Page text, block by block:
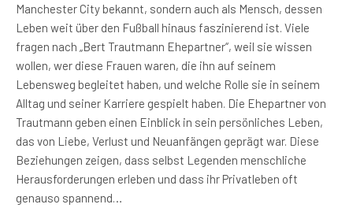
Manchester City bekannt, sondern auch als Mensch, dessen
Leben weit über den Fußball hinaus faszinierend ist. Viele
fragen nach „Bert Trautmann Ehepartner“, weil sie wissen
wollen, wer diese Frauen waren, die ihn auf seinem
Lebensweg begleitet haben, und welche Rolle sie in seinem
Alltag und seiner Karriere gespielt haben. Die Ehepartner von
Trautmann geben einen Einblick in sein persönliches Leben,
das von Liebe, Verlust und Neuanfängen geprägt war. Diese
Beziehungen zeigen, dass selbst Legenden menschliche
Herausforderungen erleben und dass ihr Privatleben oft
genauso spannend…